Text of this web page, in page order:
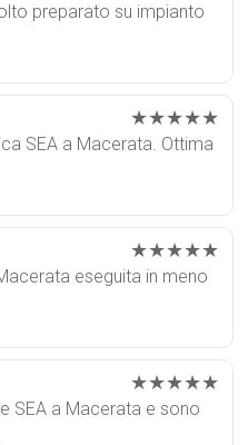
preparato su impianto
★★★★★
SEA a Macerata. Ottima
★★★★★
eseguita in meno
★★★★★
SEA a Macerata e sono